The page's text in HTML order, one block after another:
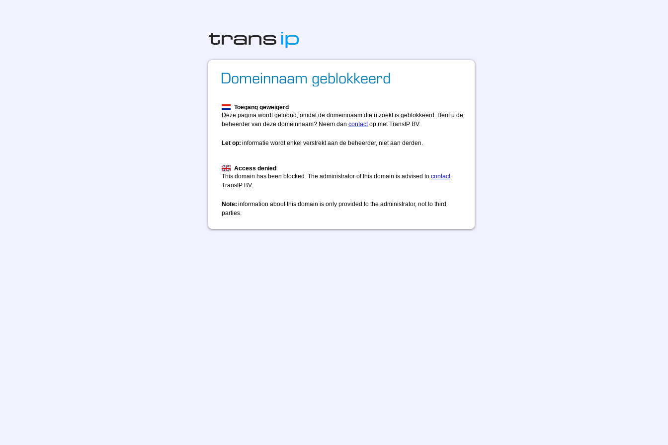
Toegang geweigerd
Deze pagina wordt getoond, omdat de domeinnaam die u zoekt is geblokkeerd. Bent u de
beheerder van deze domeinnaam? Neem dan contactop met TransIP BV.
Let op: informatie wordt enkel verstrekt aan de beheerder, niet aan derden.
Access denied
This domain has been blocked. The administrator of this domain is advised to contact
TransIP BV.
Note: information about this domain is only provided to the administrator, not to third
parties.